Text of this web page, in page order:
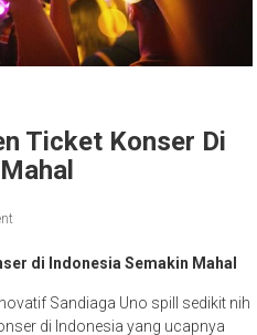
Ticket Konser Di
di Indonesia Semakin Mahal
Sandiaga Uno spill sedikit nih
di Indonesia yang ucapnya